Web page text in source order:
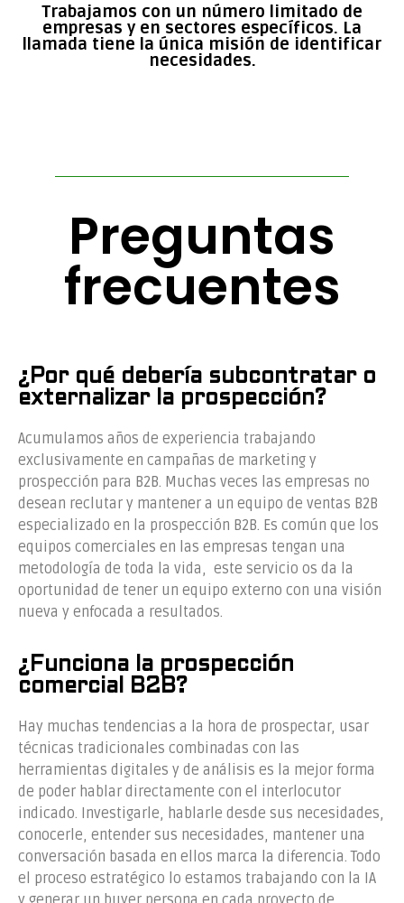
Trabajamos con un número limitado de
empresas y en sectores específicos. La
llamada tiene la única misión de identificar
necesidades.
Preguntas
frecuentes
¿Por qué debería subcontratar o
externalizar la prospección?
Acumulamos años de experiencia trabajando
exclusivamente en campañas de marketing y
prospección para B2B. Muchas veces las empresas no
desean reclutar y mantener a un equipo de ventas B2B
especializado en la prospección B2B. Es común que los
equipos comerciales en las empresas tengan una
metodología de toda la vida, este servicio os da la
oportunidad de tener un equipo externo con una visión
nueva y enfocada a resultados.
¿Funciona la prospección
comercial B2B?
Hay muchas tendencias a la hora de prospectar, usar
técnicas tradicionales combinadas con las
herramientas digitales y de análisis es la mejor forma
de poder hablar directamente con el interlocutor
indicado. Investigarle, hablarle desde sus necesidades,
conocerle, entender sus necesidades, mantener una
conversación basada en ellos marca la diferencia. Todo
el proceso estratégico lo estamos trabajando con la IA